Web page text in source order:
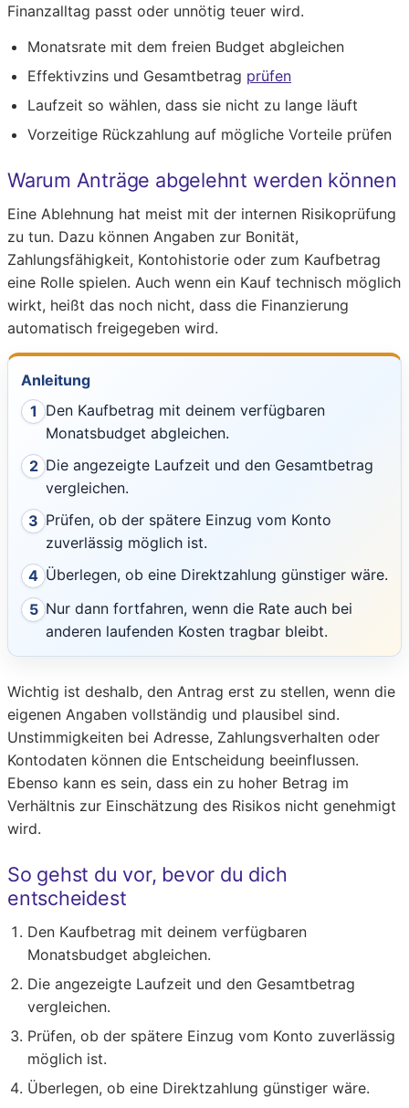
Finanzalltag passt oder unnötig teuer wird.
Monatsrate mit dem freien Budget abgleichen
Effektivzins und Gesamtbetrag prüfen
Laufzeit so wählen, dass sie nicht zu lange läuft
Vorzeitige Rückzahlung auf mögliche Vorteile prüfen
Warum Anträge abgelehnt werden können
Eine Ablehnung hat meist mit der internen Risikoprüfung
zu tun. Dazu können Angaben zur Bonität,
Zahlungsfähigkeit, Kontohistorie oder zum Kaufbetrag
eine Rolle spielen. Auch wenn ein Kauf technisch möglich
wirkt, heißt das noch nicht, dass die Finanzierung
automatisch freigegeben wird.
Anleitung
1 Den Kaufbetrag mit deinem verfügbaren
Monatsbudget abgleichen.
2 Die angezeigte Laufzeit und den Gesamtbetrag
vergleichen.
3 Prüfen, ob der spätere Einzug vom Konto
zuverlässig möglich ist.
4 Überlegen, ob eine Direktzahlung günstiger wäre.
5 Nur dann fortfahren, wenn die Rate auch bei
anderen laufenden Kosten tragbar bleibt.
Wichtig ist deshalb, den Antrag erst zu stellen, wenn die
eigenen Angaben vollständig und plausibel sind.
Unstimmigkeiten bei Adresse, Zahlungsverhalten oder
Kontodaten können die Entscheidung beeinflussen.
Ebenso kann es sein, dass ein zu hoher Betrag im
Verhältnis zur Einschätzung des Risikos nicht genehmigt
wird.
So gehst du vor, bevor du dich
entscheidest
Den Kaufbetrag mit deinem verfügbaren
Monatsbudget abgleichen.
Die angezeigte Laufzeit und den Gesamtbetrag
vergleichen.
Prüfen, ob der spätere Einzug vom Konto zuverlässig
möglich ist.
Überlegen, ob eine Direktzahlung günstiger wäre.